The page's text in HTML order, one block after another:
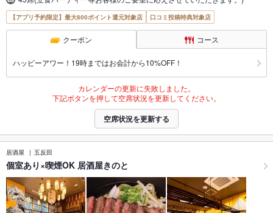
【アプリ予約限定】最大800ポイント還元対象店 口コミ投稿特典対象店
クーポン コース
ハッピーアワー！19時まではお会計から10%OFF！
カレンダーの更新に失敗しました。
下記ボタンを押して空席状況を更新してください。
空席状況を更新する
居酒屋 五反田
個室あり×喫煙OK 居酒屋きのと